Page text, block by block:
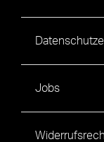
Jobs